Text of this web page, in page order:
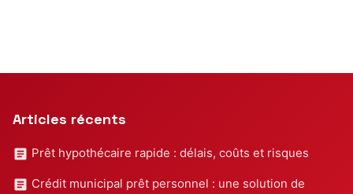
Articles récents
Prêt hypothécaire rapide : délais, coûts et risques
Crédit municipal prêt personnel : une solution de